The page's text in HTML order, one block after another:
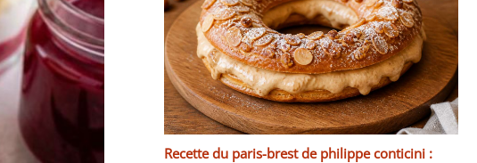
Recette du paris-brest de philippe conticini :